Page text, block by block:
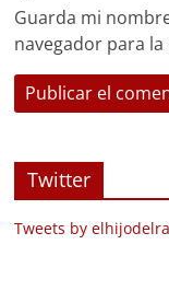
Guarda mi
navegador para
Twitter
Tweets by